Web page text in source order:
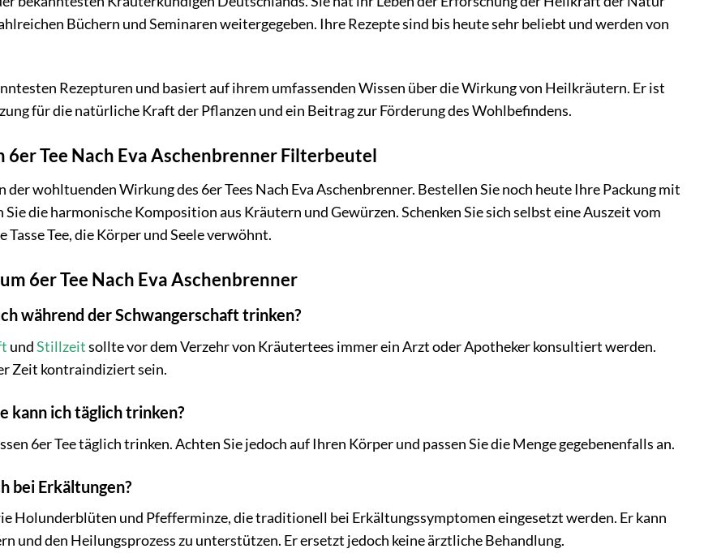
Büchern und Seminaren weitergegeben. Ihre Rezepte sind bis heute sehr beliebt und werden von
Rezepturen und basiert auf ihrem umfassenden Wissen über die Wirkung von Heilkräutern. Er ist
für die natürliche Kraft der Pflanzen und ein Beitrag zur Förderung des Wohlbefindens.
6er Tee Nach Eva Aschenbrenner Filterbeutel
der wohltuenden Wirkung des 6er Tees Nach Eva Aschenbrenner. Bestellen Sie noch heute Ihre Packung mit
die harmonische Komposition aus Kräutern und Gewürzen. Schenken Sie sich selbst eine Auszeit vom
Tasse Tee, die Körper und Seele verwöhnt.
6er Tee Nach Eva Aschenbrenner
während der Schwangerschaft trinken?
undStillzeitsollte vor dem Verzehr von Kräutertees immer ein Arzt oder Apotheker konsultiert werden.
Zeit kontraindiziert sein.
kann ich täglich trinken?
6er Tee täglich trinken. Achten Sie jedoch auf Ihren Körper und passen Sie die Menge gegebenenfalls an.
bei Erkältungen?
Holunderblüten und Pfefferminze, die traditionell bei Erkältungssymptomen eingesetzt werden. Er kann
und den Heilungsprozess zu unterstützen. Er ersetzt jedoch keine ärztliche Behandlung.